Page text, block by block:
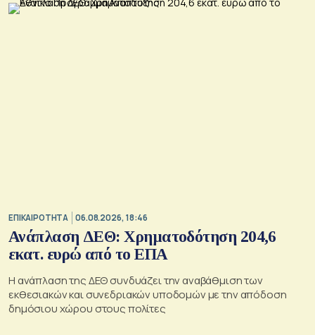
ζημιές σε μη στρατιωτικές υποδομές.
ΕΠΙΚΑΙΡΟΤΗΤΑ 06.08.2026, 18:46
Ανάπλαση ΔΕΘ: Χρηματοδότηση 204,6
εκατ. ευρώ από το ΕΠΑ
Η ανάπλαση της ΔΕΘ συνδυάζει την αναβάθμιση των
εκθεσιακών και συνεδριακών υποδομών με την απόδοση
δημόσιου χώρου στους πολίτες